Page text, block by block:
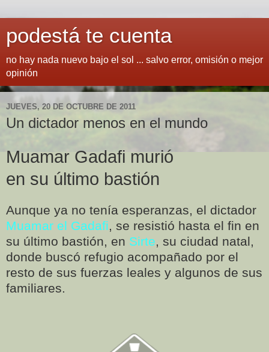
podestá te cuenta
no hay nada nuevo bajo el sol ... salvo error, omisión o mejor
opinión
JUEVES, 20 DE OCTUBRE DE 2011
Un dictador menos en el mundo
Muamar Gadafi murió
en su último bastión
Aunque ya no tenía esperanzas, el dictador
Muamar el Gadafi, se resistió hasta el fin en
su último bastión, en Sirte, su ciudad natal,
donde buscó refugio acompañado por el
resto de sus fuerzas leales y algunos de sus
familiares.